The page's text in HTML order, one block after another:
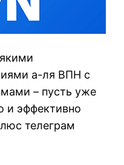
а-ля ВПН с
– пусть уже
и эффективно
телеграм